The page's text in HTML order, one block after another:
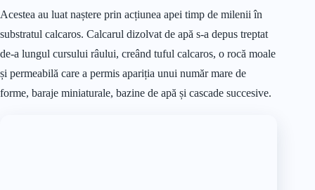
Acestea au luat naștere prin acțiunea apei timp de milenii în
substratul calcaros. Calcarul dizolvat de apă s-a depus treptat
de-a lungul cursului râului, creând tuful calcaros, o rocă moale
și permeabilă care a permis apariția unui număr mare de
forme, baraje miniaturale, bazine de apă și cascade succesive.